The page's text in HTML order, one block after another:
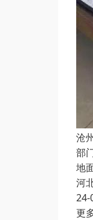
沧
部
地
河
24-
更